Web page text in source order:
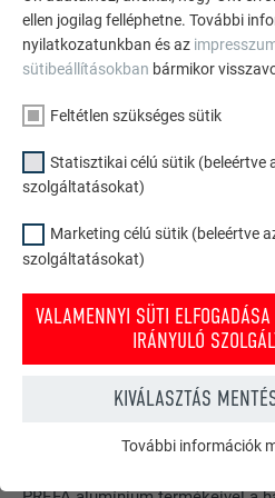
szükséges rögzítés
forduljon bizalommal
email címen, vagy a+36 23
Ingyenes prospektusok rendelése
ellen jogilag felléphetne. További
nyilatkozatunkban és az
sütibeállításokban bármikor
Feltétlen szükséges sütik
Statisztikai célú sütik (beleértve
szolgáltatásokat)
Marketing célú sütik (beleértve
szolgáltatásokat)
VALAMENNYI SÜTI
IRÁNYULÓ
KIVÁLASZTÁS
FELTÉTLEN SZÜKSÉGES SÜTIK
További információk